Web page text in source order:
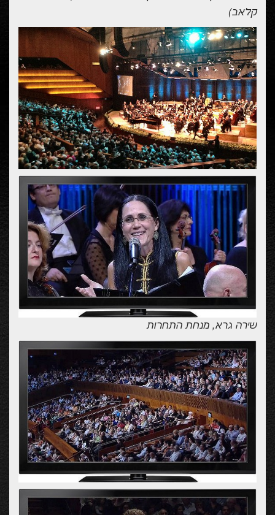
קלאב)
שירה גרא, מנחת התחרות